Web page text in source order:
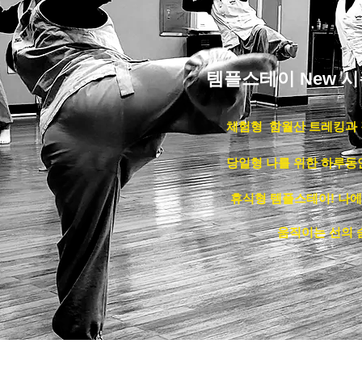
템플스테이 New
체험형 함월산 트레킹과
움직이는 선의
당일형 나를 위한 하루동
휴식형 템플스테이! 나